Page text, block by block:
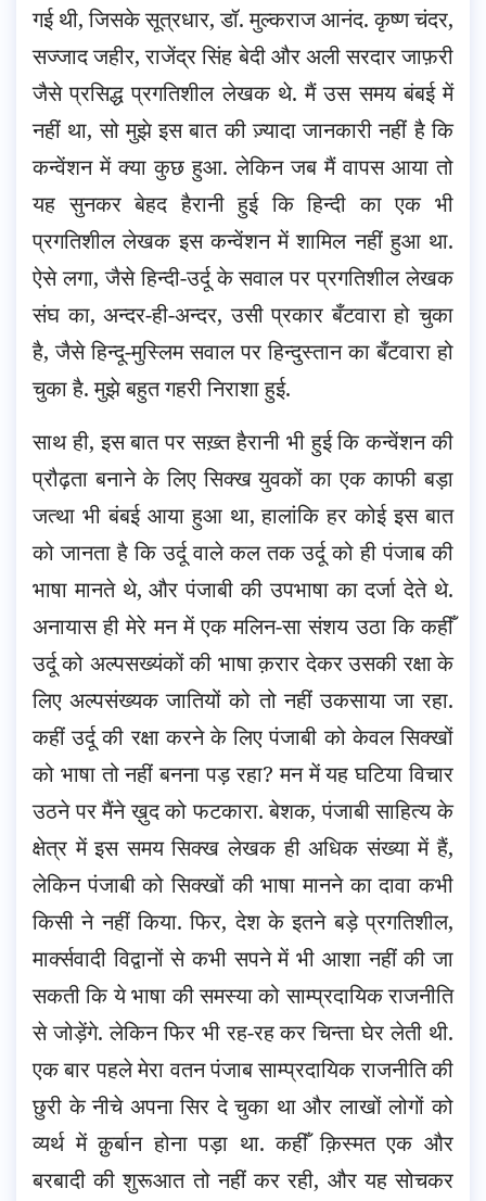
गई थी, जिसके सूत्रधार, डॉ. मुल्कराज आनंद. कृष्ण चंदर,
सज्जाद जहीर, राजेंद्र सिंह बेदी और अली सरदार जाफ़री
जैसे प्रसिद्ध प्रगतिशील लेखक थे. मैं उस समय बंबई में
नहीं था, सो मुझे इस बात की ज़्यादा जानकारी नहीं है कि
कन्वेंशन में क्या कुछ हुआ. लेकिन जब मैं वापस आया तो
यह सुनकर बेहद हैरानी हुई कि हिन्दी का एक भी
प्रगतिशील लेखक इस कन्वेंशन में शामिल नहीं हुआ था.
ऐसे लगा, जैसे हिन्दी-उर्दू के सवाल पर प्रगतिशील लेखक
संघ का, अन्दर-ही-अन्दर, उसी प्रकार बँटवारा हो चुका
है, जैसे हिन्दू-मुस्लिम सवाल पर हिन्दुस्तान का बँटवारा हो
चुका है. मुझे बहुत गहरी निराशा हुई.
साथ ही, इस बात पर सख़्त हैरानी भी हुई कि कन्वेंशन की
प्रौढ़ता बनाने के लिए सिक्ख युवकों का एक काफी बड़ा
जत्था भी बंबई आया हुआ था, हालांकि हर कोई इस बात
को जानता है कि उर्दू वाले कल तक उर्दू को ही पंजाब की
भाषा मानते थे, और पंजाबी की उपभाषा का दर्जा देते थे.
अनायास ही मेरे मन में एक मलिन-सा संशय उठा कि कहीँ
उर्दू को अल्पसख्यंकों की भाषा क़रार देकर उसकी रक्षा के
लिए अल्पसंख्यक जातियों को तो नहीं उकसाया जा रहा.
कहीं उर्दू की रक्षा करने के लिए पंजाबी को केवल सिक्खों
को भाषा तो नहीं बनना पड़ रहा? मन में यह घटिया विचार
उठने पर मैंने ख़ुद को फटकारा. बेशक, पंजाबी साहित्य के
क्षेत्र में इस समय सिक्ख लेखक ही अधिक संख्या में हैं,
लेकिन पंजाबी को सिक्खों की भाषा मानने का दावा कभी
किसी ने नहीं किया. फिर, देश के इतने बड़े प्रगतिशील,
मार्क्सवादी विद्वानों से कभी सपने में भी आशा नहीं की जा
सकती कि ये भाषा की समस्या को साम्प्रदायिक राजनीति
से जोड़ेंगे. लेकिन फिर भी रह-रह कर चिन्ता घेर लेती थी.
एक बार पहले मेरा वतन पंजाब साम्प्रदायिक राजनीति की
छुरी के नीचे अपना सिर दे चुका था और लाखों लोगों को
व्यर्थ में क़ुर्बान होना पड़ा था. कहीँ क़िस्मत एक और
बरबादी की शुरूआत तो नहीं कर रही, और यह सोचकर